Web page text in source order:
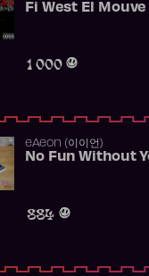
1 000
​eAeon (이이언)
No Fun Without
884